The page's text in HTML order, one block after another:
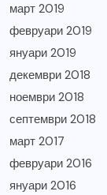
март 2019
февруари 2019
януари 2019
декември 2018
ноември 2018
септември 2018
март 2017
февруари 2016
януари 2016